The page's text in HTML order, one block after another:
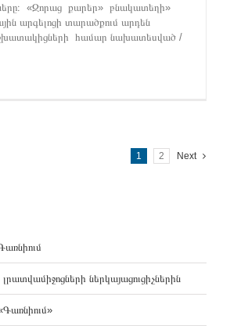
«Զորաց քարեր» բնակատեղի»
արգելոցի տարածքում արդեն
համար նախատեսված /
1 2 Next
ներկայացուցիչներին